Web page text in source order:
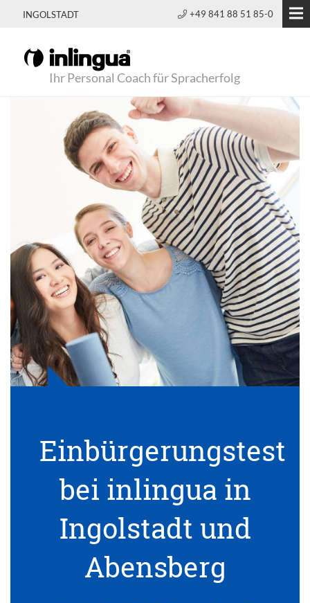
INGOLSTADT +49 841 88 51 85-0
Ihr Personal Coach für Spracherfolg
Einbürgerungstest
bei inlingua in
Ingolstadt und
Abensberg